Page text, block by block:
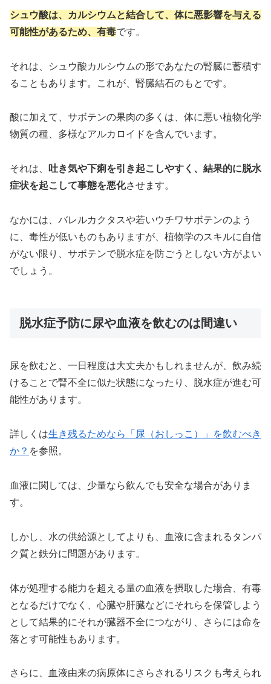
シュウ酸は、カルシウムと結合して、体に悪影響を与える
可能性があるため、有毒です。
それは、シュウ酸カルシウムの形であなたの腎臓に蓄積す
ることもあります。これが、腎臓結石のもとです。
酸に加えて、サボテンの果肉の多くは、体に悪い植物化学
物質の種、多様なアルカロイドを含んでいます。
それは、
吐き気や下痢を引き起こしやすく、結果的に脱水
症状を起こして事態を悪化させます。
なかには、バレルカクタスや若いウチワサボテンのよう
に、毒性が低いものもありますが、植物学のスキルに自信
がない限り、サボテンで脱水症を防ごうとしない方がよい
でしょう。
脱水症予防に尿や血液を飲むのは間違い
尿を飲むと、一日程度は大丈夫かもしれませんが、飲み続
けることで腎不全に似た状態になったり、脱水症が進む可
能性があります。
詳しくは生き残るためなら「尿（おしっこ）」を飲むべき
か？ を参照。
血液に関しては、少量なら飲んでも安全な場合がありま
す。
しかし、水の供給源としてよりも、血液に含まれるタンパ
ク質と鉄分に問題があります。
体が処理する能力を超える量の血液を摂取した場合、有毒
となるだけでなく、心臓や肝臓などにそれらを保管しよう
として結果的にそれが臓器不全につながり、さらには命を
落とす可能性もあります。
さらに、血液由来の病原体にさらされるリスクも考えられ